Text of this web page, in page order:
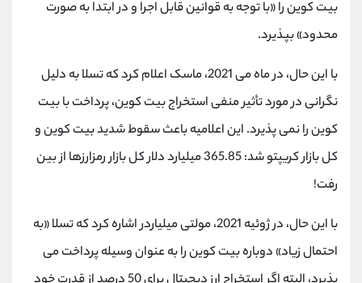
بیت کوین را «با توجه به قوانین قابل اجرا و در ابتدا به صورت
محدود» بپذیرد.
با این حال، در ماه می 2021، ماسک اعلام کرد که تسلا به دلیل
نگرانی در مورد تأثیر منفی استخراج بیت کوین، پرداخت با بیت
کوین را نمی پذیرد. این اعلامیه باعث سقوط شدید بیت کوین و
کل بازار کریپتو شد: 365.85 میلیارد دلار کل بازار رمزارزها از بین
رفت!
با این حال، در ژوئیه 2021، مولتی میلیاردر اشاره کرد که تسلا «به
احتمال زیاد» دوباره بیت کوین را به عنوان وسیله پرداخت می